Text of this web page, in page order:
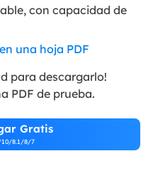
con capacidad de
una hoja PDF
para descargarlo!
PDF de prueba.
Gratis
10/8.1/8/7